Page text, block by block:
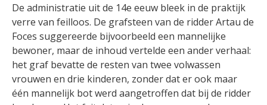
De administratie uit de 14e eeuw bleek in de praktijk
verre van feilloos. De grafsteen van de ridder Artau de
Foces suggereerde bijvoorbeeld een mannelijke
bewoner, maar de inhoud vertelde een ander verhaal:
het graf bevatte de resten van twee volwassen
vrouwen en drie kinderen, zonder dat er ook maar
één mannelijk bot werd aangetroffen dat bij de ridder